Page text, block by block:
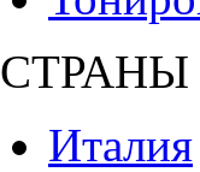
СТРАНЫ
Италия